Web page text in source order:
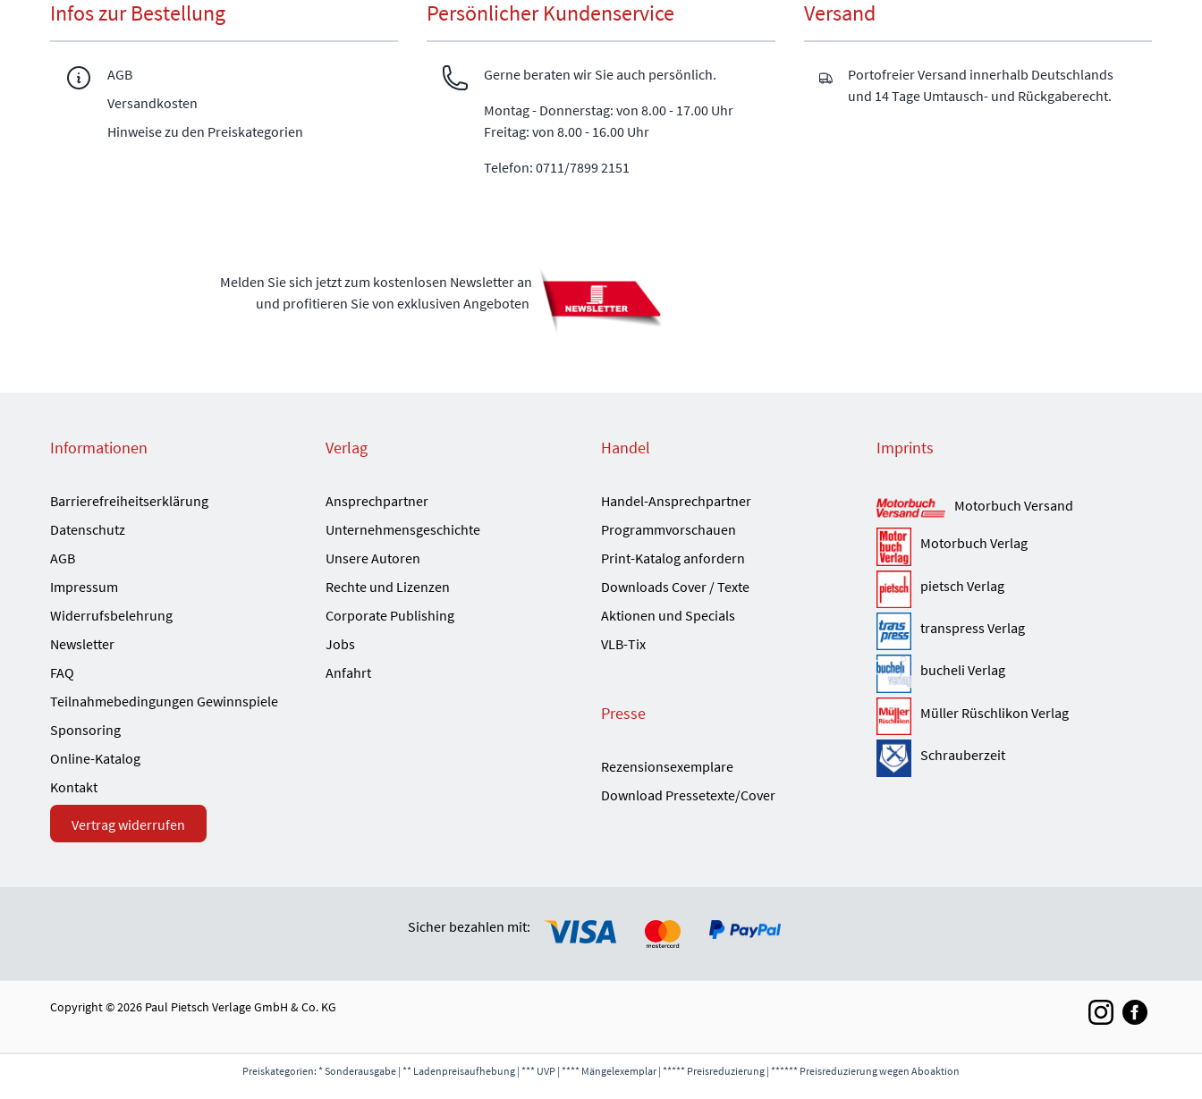
Infos zur Bestellung
AGB
Versandkosten
Hinweise zu den Preiskategorien
Persönlicher Kundenservice
Gerne beraten wir Sie auch persönlich.
Montag - Donnerstag: von 8.00 - 17.00 Uhr
Freitag: von 8.00 - 16.00 Uhr
Telefon: 0711/7899 2151
Versand
Portofreier Versand innerhalb Deutschlands
und 14 Tage Umtausch- und Rückgaberecht.
Melden Sie sich jetzt zum kostenlosen Newsletter an
und profitieren Sie von exklusiven Angeboten
Informationen
Barrierefreiheitserklärung
Datenschutz
AGB
Impressum
Widerrufsbelehrung
Newsletter
FAQ
Teilnahmebedingungen Gewinnspiele
Sponsoring
Online-Katalog
Kontakt
Vertrag widerrufen
Verlag
Ansprechpartner
Unternehmensgeschichte
Unsere Autoren
Rechte und Lizenzen
Corporate Publishing
Jobs
Anfahrt
Handel
Handel-Ansprechpartner
Programmvorschauen
Print-Katalog anfordern
Downloads Cover / Texte
Aktionen und Specials
VLB-Tix
Presse
Rezensionsexemplare
Download Pressetexte/Cover
Imprints
Motorbuch Versand
Motorbuch Verlag
pietsch Verlag
transpress Verlag
bucheli Verlag
Müller Rüschlikon Verlag
Schrauberzeit
Sicher bezahlen mit:
Copyright © 2026 Paul Pietsch Verlage GmbH & Co. KG
Preiskategorien: * Sonderausgabe | ** Ladenpreisaufhebung | *** UVP | **** Mängelexemplar | ***** Preisreduzierung | ****** Preisreduzierung wegen Aboaktion